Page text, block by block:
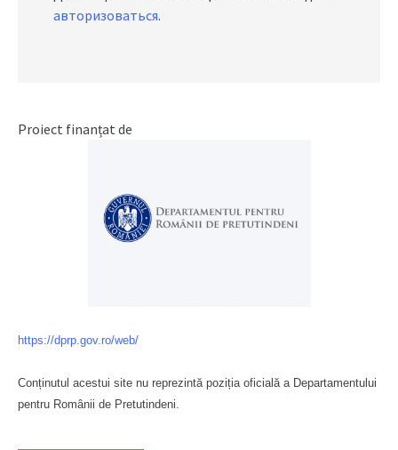
авторизоваться.
Proiect finanțat de
https://dprp.gov.ro/web/
Conținutul acestui site nu reprezintă poziția oficială a Departamentului
pentru Românii de Pretutindeni.